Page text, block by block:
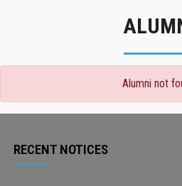
Alumni not
RECENT NOTICES